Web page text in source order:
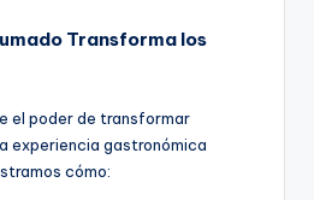
Transforma los
el poder de transformar
experiencia gastronómica
cómo: